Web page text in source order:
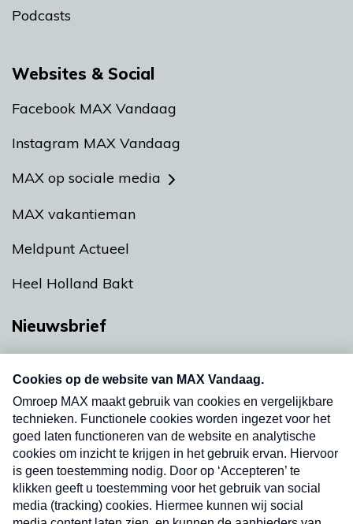
Podcasts
Websites & Social
Facebook MAX Vandaag
Instagram MAX Vandaag
MAX op sociale media
MAX vakantieman
Meldpunt Actueel
Heel Holland Bakt
Nieuwsbrief
nieuwsbrief. Elke vrijdag- en dinsdagochtend in
uw mailbox.
Verzend